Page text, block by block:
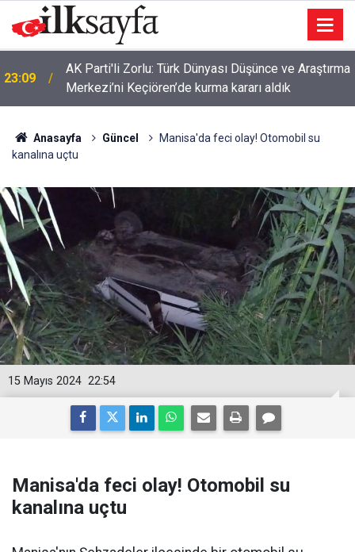
23:09
AK Parti'li Zorlu: Türk Dünyası Düşünce ve Araştırma
Merkezi’ni Keçiören’de kurma kararı aldık
Anasayfa Güncel
Manisa'da feci olay! Otomobil su
kanalına uçtu
22:54
15 Mayıs 2024
Manisa'da feci olay! Otomobil su
kanalına uçtu